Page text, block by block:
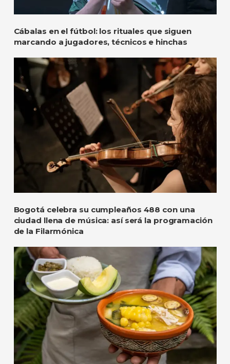
Cábalas en el fútbol: los rituales que siguen
marcando a jugadores, técnicos e hinchas
Bogotá celebra su cumpleaños 488 con una
ciudad llena de música: así será la programación
de la Filarmónica